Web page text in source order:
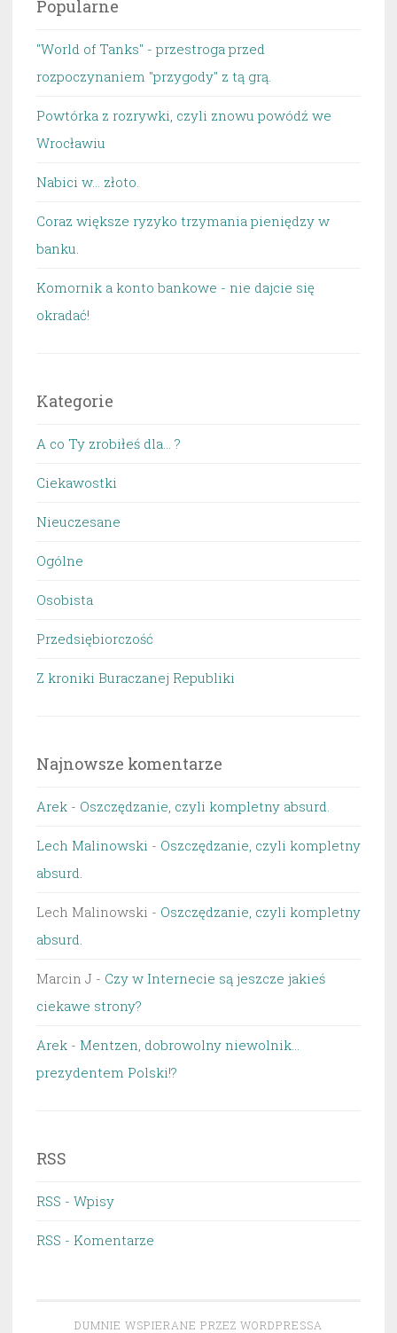
Popularne
"World of Tanks" - przestroga przed
rozpoczynaniem "przygody" z tą grą.
Powtórka z rozrywki, czyli znowu powódź we
Wrocławiu
Nabici w... złoto.
Coraz większe ryzyko trzymania pieniędzy w
banku.
Komornik a konto bankowe - nie dajcie się
okradać!
Kategorie
A co Ty zrobiłeś dla… ?
Ciekawostki
Nieuczesane
Ogólne
Osobista
Przedsiębiorczość
Z kroniki Buraczanej Republiki
Najnowsze komentarze
Arek - Oszczędzanie, czyli kompletny absurd.
Lech Malinowski - Oszczędzanie, czyli kompletny
absurd.
Lech Malinowski - Oszczędzanie, czyli kompletny
absurd.
Marcin J - Czy w Internecie są jeszcze jakieś
ciekawe strony?
Arek - Mentzen, dobrowolny niewolnik…
prezydentem Polski!?
RSS
RSS - Wpisy
RSS - Komentarze
DUMNIE WSPIERANE PRZEZ WORDPRESSA